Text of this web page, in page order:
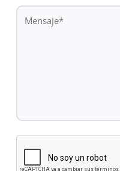
Mensaje